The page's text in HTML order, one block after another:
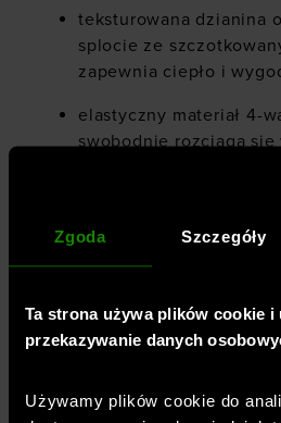
Zgoda Szczegóły
Ta strona używa plików cookie i
przekazywanie danych
Używamy plików cookie do
teksturowana dzianina
splocie ze
zapewnia ciepło i
elastyczny materiał 4-
swobodnie rozciąga
nieprzyjemnemu
wewnętrzna długość
94% poliester, 6%